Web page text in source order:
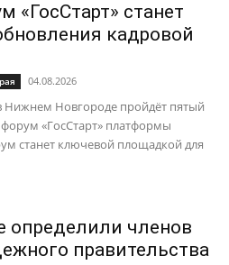
станет
кадровой
04.08.2026
Нижнем Новгороде пройдёт пятый
«ГосСтарт» платформы
станет ключевой площадкой для
определили членов
правительства